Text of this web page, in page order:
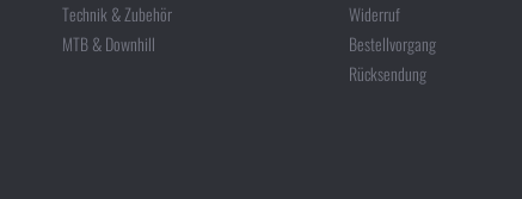
Technik & Zubehör
MTB & Downhill
Widerruf
Bestellvorgang
Rücksendung